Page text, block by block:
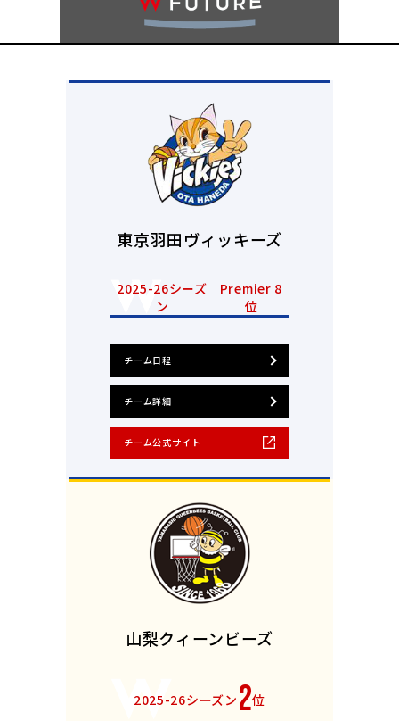
東京羽田ヴィッキーズ
2025-26シーズ
ン
Premier 8
位
チーム日程
チーム詳細
チーム公式サイト
山梨クィーンビーズ
2025-26シーズン 2位